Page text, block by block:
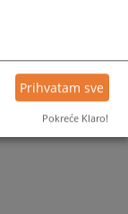
Prihvatam sve
Pokreće Klaro!